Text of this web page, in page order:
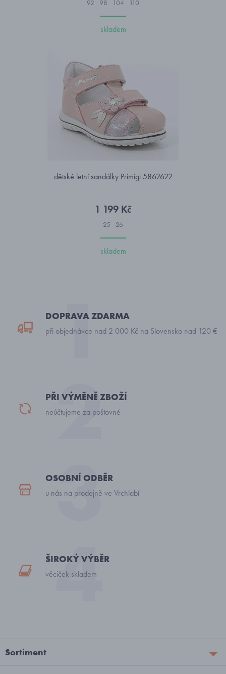
92 98 104 110
skladem
dětské letní sandálky Primigi 5862622
1 199 Kč
25 26
skladem
DOPRAVA ZDARMA
při objednávce nad 2 000 Kč na Slovensko nad 120 €
PŘI VÝMĚNĚ ZBOŽÍ
neúčtujeme za poštovné
OSOBNÍ ODBĚR
u nás na prodejně ve Vrchlabí
ŠIROKÝ VÝBĚR
věciček skladem
Sortiment